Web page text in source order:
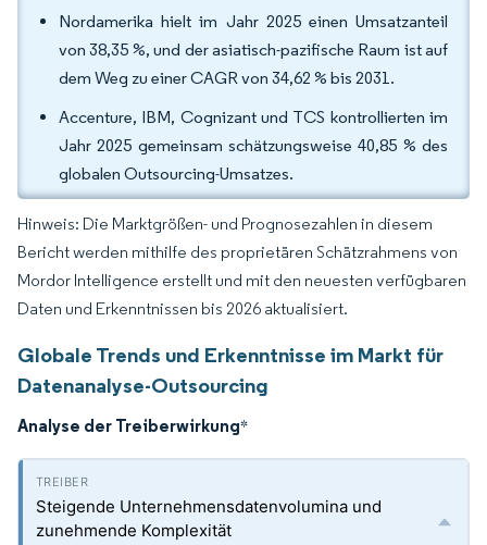
Nordamerika hielt im Jahr 2025 einen Umsatzanteil
von 38,35 %, und der asiatisch-pazifische Raum ist auf
dem Weg zu einer CAGR von 34,62 % bis 2031.
Accenture, IBM, Cognizant und TCS kontrollierten im
Jahr 2025 gemeinsam schätzungsweise 40,85 % des
globalen Outsourcing-Umsatzes.
Hinweis: Die Marktgrößen- und Prognosezahlen in diesem
Bericht werden mithilfe des proprietären Schätzrahmens von
Mordor Intelligence erstellt und mit den neuesten verfügbaren
Daten und Erkenntnissen bis 2026 aktualisiert.
Globale Trends und Erkenntnisse im Markt für
Datenanalyse-Outsourcing
Analyse der Treiberwirkung*
Steigende Unternehmensdatenvolumina und
zunehmende Komplexität